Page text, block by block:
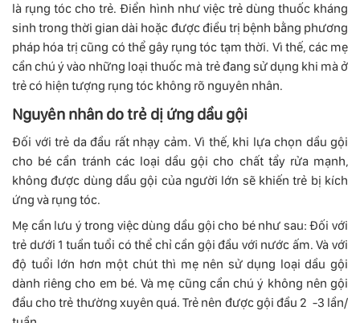
là rụng tóc cho trẻ. Điển hình như việc trẻ dùng thuốc kháng
sinh trong thời gian dài hoặc được điều trị bệnh bằng phương
pháp hóa trị cũng có thể gây rụng tóc tạm thời. Vì thế, các mẹ
cần chú ý vào những loại thuốc mà trẻ đang sử dụng khi mà ở
trẻ có hiện tượng rụng tóc không rõ nguyên nhân.
Nguyên nhân do trẻ dị ứng dầu gội
Đối với trẻ da đầu rất nhạy cảm. Vì thế, khi lựa chọn dầu gội
cho bé cần tránh các loại dầu gội cho chất tẩy rửa mạnh,
không được dùng dầu gội của người lớn sẽ khiến trẻ bị kích
ứng và rụng tóc.
Mẹ cần lưu ý trong việc dùng dầu gội cho bé như sau: Đối với
trẻ dưới 1 tuần tuổi có thể chỉ cần gội đầu với nước ấm. Và với
độ tuổi lớn hơn một chút thì mẹ nên sử dụng loại dầu gội
dành riêng cho em bé. Và mẹ cũng cần chú ý không nên gội
đầu cho trẻ thường xuyên quá. Trẻ nên được gội đầu 2 -3 lần/